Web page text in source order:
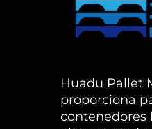
Huadu Pallet
proporciona
contenedores